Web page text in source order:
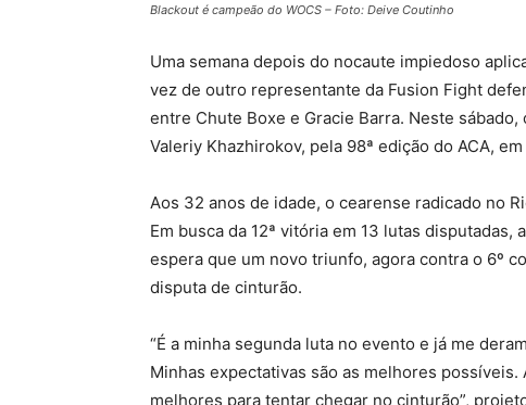
Blackout é campeão do WOCS – Foto: Deive Coutinho
Uma semana depois do nocaute impiedoso
vez de outro representante da Fusion Fight
entre Chute Boxe e Gracie Barra. Neste
Valeriy Khazhirokov, pela 98ª edição do ACA,
Aos 32 anos de idade, o cearense radicado no
Em busca da 12ª vitória em 13 lutas
espera que um novo triunfo, agora contra o 6º
disputa de cinturão.
“É a minha segunda luta no evento e já me
Minhas expectativas são as melhores
melhores para tentar chegar no cinturão”,